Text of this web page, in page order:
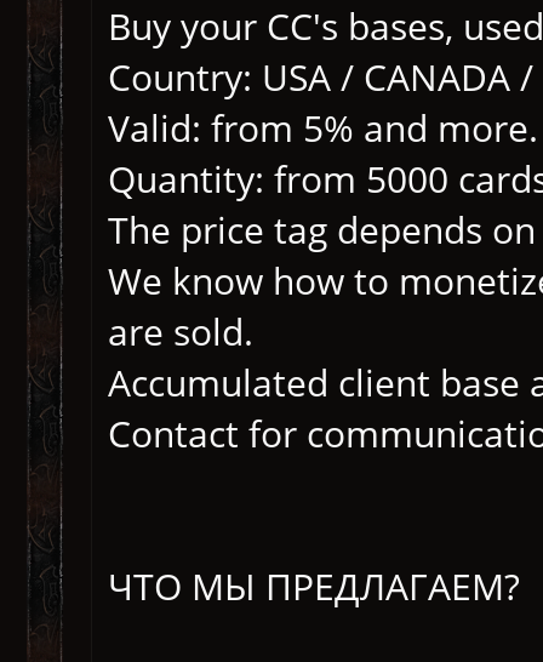
Buy your CC's bases,
Country: USA / CANADA
Valid: from 5% and more.
Quantity: from 5000
The price tag depends
We know how to
are sold.
Accumulated client base
Contact for
ЧТО МЫ ПРЕДЛАГАЕМ?